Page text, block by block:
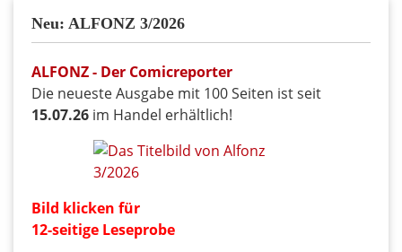
Neu: ALFONZ 3/2026
ALFONZ - Der Comicreporter
Die neueste Ausgabe mit 100 Seiten ist seit
15.07.26 im Handel erhältlich!
Bild klicken für
12-seitige Leseprobe